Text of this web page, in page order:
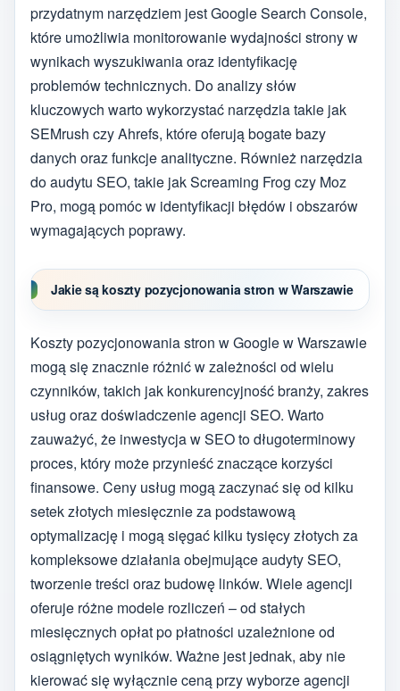
przydatnym narzędziem jest Google Search Console,
które umożliwia monitorowanie wydajności strony w
wynikach wyszukiwania oraz identyfikację
problemów technicznych. Do analizy słów
kluczowych warto wykorzystać narzędzia takie jak
SEMrush czy Ahrefs, które oferują bogate bazy
danych oraz funkcje analityczne. Również narzędzia
do audytu SEO, takie jak Screaming Frog czy Moz
Pro, mogą pomóc w identyfikacji błędów i obszarów
wymagających poprawy.
Jakie są koszty pozycjonowania stron w Warszawie
Koszty pozycjonowania stron w Google w Warszawie
mogą się znacznie różnić w zależności od wielu
czynników, takich jak konkurencyjność branży, zakres
usług oraz doświadczenie agencji SEO. Warto
zauważyć, że inwestycja w SEO to długoterminowy
proces, który może przynieść znaczące korzyści
finansowe. Ceny usług mogą zaczynać się od kilku
setek złotych miesięcznie za podstawową
optymalizację i mogą sięgać kilku tysięcy złotych za
kompleksowe działania obejmujące audyty SEO,
tworzenie treści oraz budowę linków. Wiele agencji
oferuje różne modele rozliczeń – od stałych
miesięcznych opłat po płatności uzależnione od
osiągniętych wyników. Ważne jest jednak, aby nie
kierować się wyłącznie ceną przy wyborze agencji